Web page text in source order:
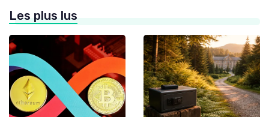
Les plus lus